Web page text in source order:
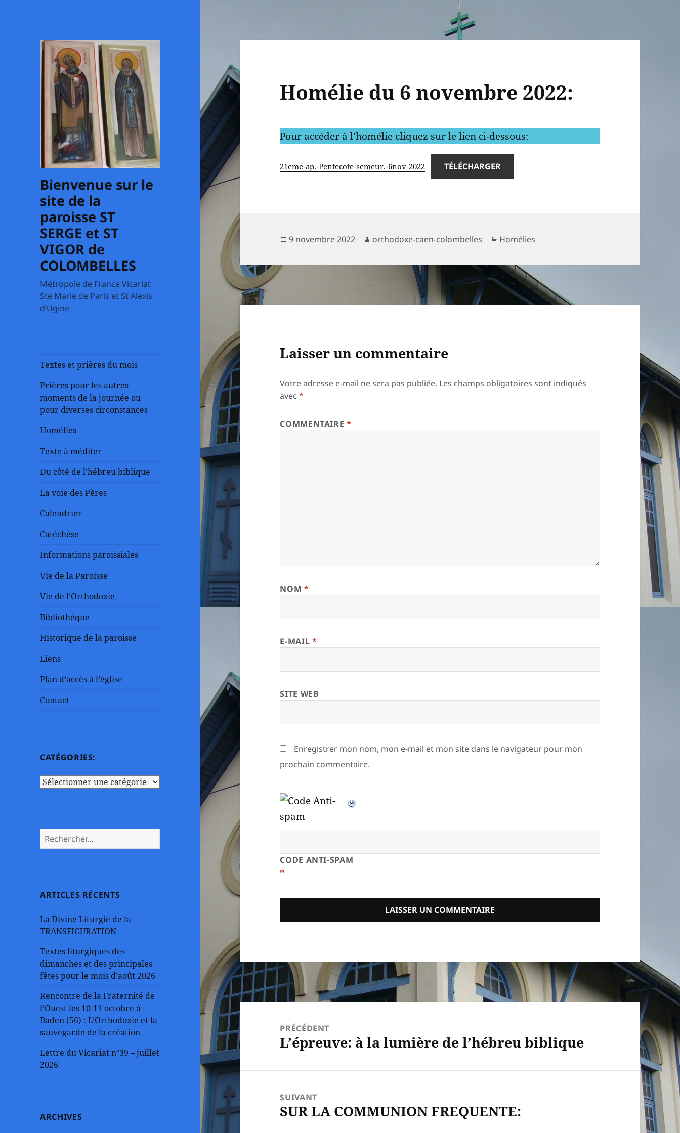
Bienvenue sur le
site de la
paroisse ST
SERGE et ST
VIGOR de
COLOMBELLES
Métropole de France Vicariat
Ste Marie de Paris et St Alexis
d’Ugine
Textes et prières du mois
Prières pour les autres
moments de la journée ou
pour diverses circonstances
Homélies
Texte à méditer
Du côté de l’hébreu biblique
La voie des Pères
Calendrier
Catéchèse
Informations paroissiales
Vie de la Paroisse
Vie de l’Orthodoxie
Bibliothèque
Historique de la paroisse
Liens
Plan d’accès à l’église
Contact
CATÉGORIES:
Catégories:
Rechercher :
ARTICLES RÉCENTS
La Divine Liturgie de la
TRANSFIGURATION
Textes liturgiques des
dimanches et des principales
fêtes pour le mois d’août 2026
Rencontre de la Fraternité de
l’Ouest les 10-11 octobre à
Baden (56) : L’Orthodoxie et la
sauvegarde de la création
Lettre du Vicariat n°39 – juillet
2026
ARCHIVES
Homélie du 6 novembre 2022:
Pour accéder à l’homélie cliquez sur le lien ci-dessous:
21eme-ap.-Pentecote-semeur.-6nov-2022 TÉLÉCHARGER
Publié
9 novembre 2022 Auteur
orthodoxe-caen-colombelles Catégories
Homélies
Laisser un commentaire
Votre adresse e-mail ne sera pas publiée. Les champs obligatoires sont indiqués
avec*
COMMENTAIRE*
NOM *
E-MAIL *
SITE WEB
Enregistrer mon nom, mon e-mail et mon site dans le navigateur pour mon
prochain commentaire.
CODE ANTI-SPAM
*
Navigation
l’article
PRÉCÉDENT
Article
L’épreuve: à la lumière de l’hébreu biblique
SUIVANT
Article
SUR LA COMMUNION FREQUENTE: